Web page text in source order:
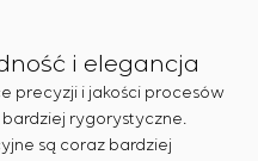
i
konfiguracyjnymi
i elegancja
precyzji i jakości procesów
rygorystyczne.
są coraz bardziej